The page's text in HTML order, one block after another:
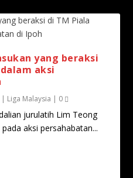
yang beraksi
aksi
| Liga Malaysia | 0
jurulatih Lim Teong
aksi persahabatan...